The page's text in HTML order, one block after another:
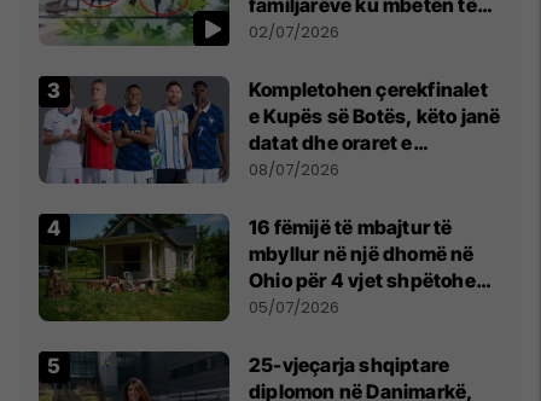
plagosur katër persona
02/07/2026
Kompletohen çerekfinalet
e Kupës së Botës, këto janë
datat dhe oraret e
ndeshjeve
08/07/2026
16 fëmijë të mbajtur të
mbyllur në një dhomë në
Ohio për 4 vjet shpëtohen -
tani ata i pret një sfidë e
05/07/2026
25-vjeçarja shqiptare
diplomon në Danimarkë,